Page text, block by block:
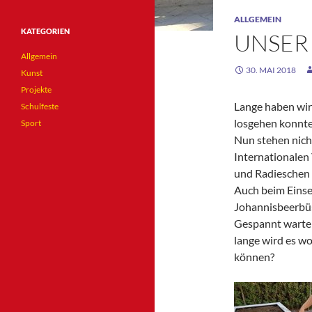
ALLGEMEIN
30. MAI 2018
Lange haben
losgehen
Nun stehen
Internationalen
und
Auch beim
Gespannt
lange wird es
können?
KATEGORIEN
Allgemein
Kunst
Projekte
Schulfeste
Sport